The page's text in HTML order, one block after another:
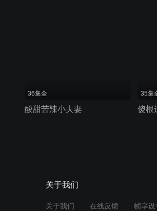
36集全
酸甜苦辣小夫妻
35集
傻根
关于我们
关于我们 在线反馈 帧享设